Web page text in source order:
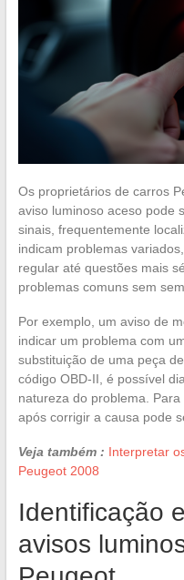
Os proprietários de carros
aviso luminoso aceso pode
sinais, frequentemente
indicam problemas
regular até questões mais
problemas comuns sem
Por exemplo, um aviso de
indicar um problema com
substituição de uma peça
código OBD-II, é possível
natureza do problema.
após corrigir a causa pode
Veja também : Interpretar
Peugeot 2008
Identificação
avisos